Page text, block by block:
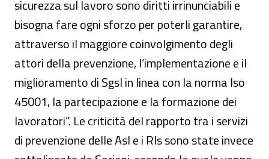
sicurezza sul lavoro sono diritti irrinunciabili e
bisogna fare ogni sforzo per poterli garantire,
attraverso il maggiore coinvolgimento degli
attori della prevenzione, l’implementazione e il
miglioramento di Sgsl in linea con la norma Iso
45001, la partecipazione e la formazione dei
lavoratori”. Le criticità del rapporto tra i servizi
di prevenzione delle Asl e i Rls sono state invece